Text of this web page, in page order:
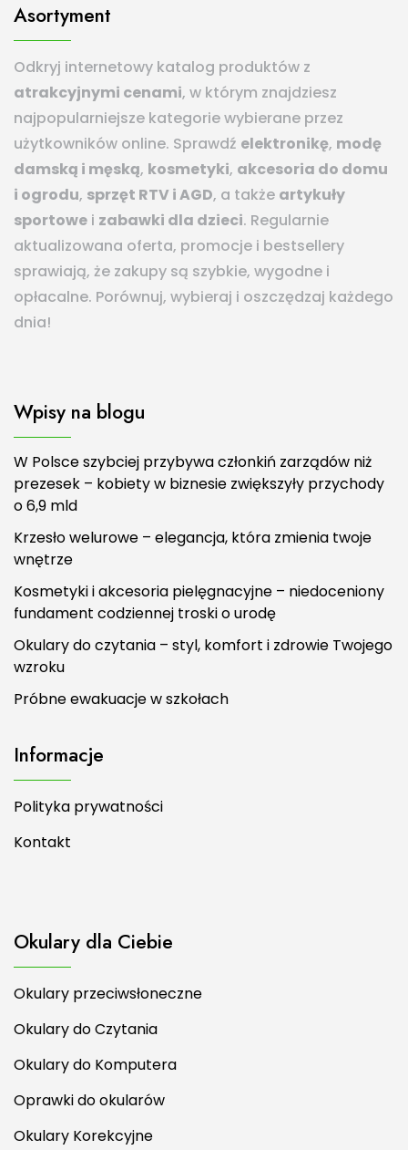
Asortyment
Odkryj internetowy katalog produktów z
atrakcyjnymi cenami, w którym znajdziesz
najpopularniejsze kategorie wybierane przez
użytkowników online. Sprawdź elektronikę, modę
damską i męską, kosmetyki, akcesoria do domu
i ogrodu, sprzęt RTV i AGD, a także artykuły
sportowe i zabawki dla dzieci. Regularnie
aktualizowana oferta, promocje i bestsellery
sprawiają, że zakupy są szybkie, wygodne i
opłacalne. Porównuj, wybieraj i oszczędzaj każdego
dnia!
Wpisy na blogu
W Polsce szybciej przybywa członkiń zarządów niż
prezesek – kobiety w biznesie zwiększyły przychody
o 6,9 mld
Krzesło welurowe – elegancja, która zmienia twoje
wnętrze
Kosmetyki i akcesoria pielęgnacyjne – niedoceniony
fundament codziennej troski o urodę
Okulary do czytania – styl, komfort i zdrowie Twojego
wzroku
Próbne ewakuacje w szkołach
Informacje
Polityka prywatności
Kontakt
Okulary dla Ciebie
Okulary przeciwsłoneczne
Okulary do Czytania
Okulary do Komputera
Oprawki do okularów
Okulary Korekcyjne